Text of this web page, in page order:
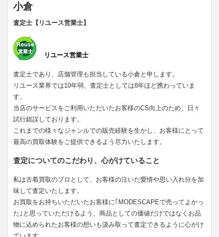
小倉
査定士【リユース営業士】
リユース営業士
査定士であり、店舗管理も担当している小倉と申します。
リユース業界では10年弱、査定士としては8年ほど携わっていま
す。
当店のサービスをご利用いただいたお客様のCS向上のため、日々
試行錯誤しております。
これまでの様々なジャンルでの販売経験を生かし、お客様にとって
最高の買取体験をご提供できるよう尽力いたします。
査定についてのこだわり、心がけていること
私は古着買取のプロとして、お客様の注いだ愛情や思い入れ分を加
味して査定いたします。
お買取をお持ちいただいたお客様に｢MODESCAPEで売ってよかっ
た｣と思っていただけるよう、商品としての価値だけではなくお品
物に込められたお客様の想いも汲み取って査定できるように心がけ